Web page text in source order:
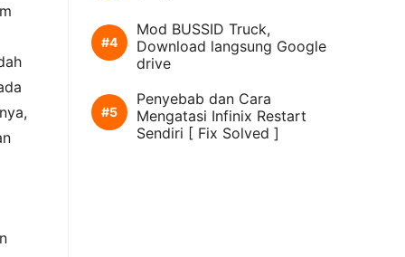
Mod BUSSID Truck,
Download langsung Google
drive
Penyebab dan Cara
Mengatasi Infinix Restart
Sendiri [ Fix Solved ]